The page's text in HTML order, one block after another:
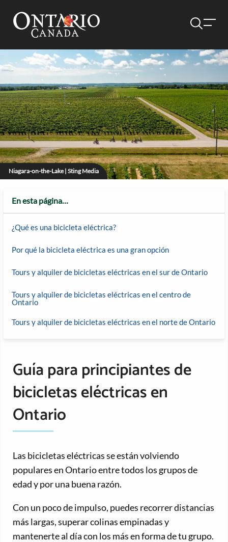
Niagara-on-the-Lake | Sting Media
En esta página…
¿Qué es una bicicleta eléctrica?
Por qué la bicicleta eléctrica es una gran opción
Tours y alquiler de bicicletas eléctricas en el sur de Ontario
Tours y alquiler de bicicletas eléctricas en el centro de
Ontario
Tours y alquiler de bicicletas eléctricas en el norte de Ontario
Guía para principiantes de
bicicletas eléctricas en
Ontario
Las bicicletas eléctricas se están volviendo
populares en Ontario entre todos los grupos de
edad y por una buena razón.
Con un poco de impulso, puedes recorrer distancias
más largas, superar colinas empinadas y
mantenerte al día con los más en forma de tu grupo.